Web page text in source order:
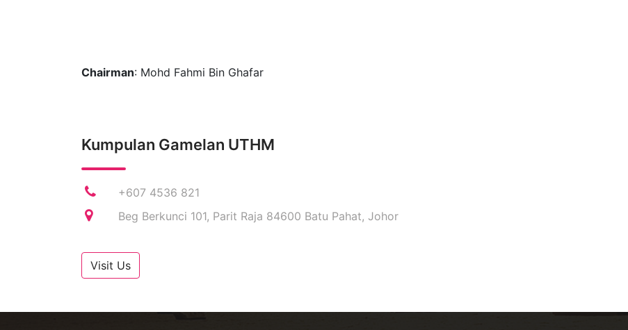
Chairman: Mohd Fahmi Bin Ghafar
Kumpulan Gamelan UTHM
+607 4536 821
Beg Berkunci 101, Parit Raja 84600 Batu Pahat, Johor
Visit Us